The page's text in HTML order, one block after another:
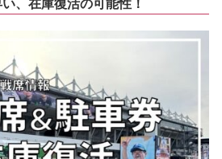
、在庫復活の可能性！